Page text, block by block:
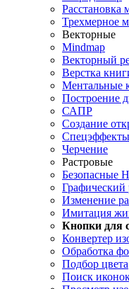
Расстановка
Трехмерное
Векторные
Mindmap
Векторный
Верстка
Ментальные
Построение
САПР
Создание
Спецэффекты
Черчение
Растровые
Безопасные
Графический
Изменение
Имитация
Кнопки для
Конвертер
Обработка
Подбор цвета
Поиск